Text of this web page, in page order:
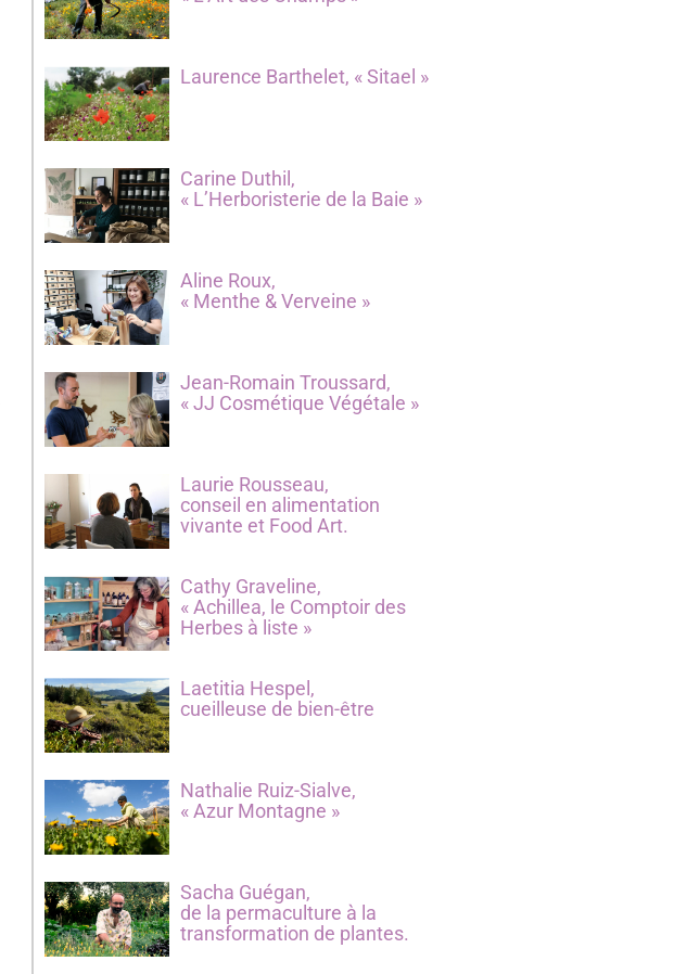
Laurence Barthelet, « Sitael »
Carine Duthil,
« L’Herboristerie de la Baie »
Aline Roux,
« Menthe & Verveine »
Jean-Romain Troussard,
« JJ Cosmétique Végétale »
Laurie Rousseau,
conseil en alimentation
vivante et Food Art.
Cathy Graveline,
« Achillea, le Comptoir des
Herbes à liste »
Laetitia Hespel,
cueilleuse de bien-être
Nathalie Ruiz-Sialve,
« Azur Montagne »
Sacha Guégan,
de la permaculture à la
transformation de plantes.